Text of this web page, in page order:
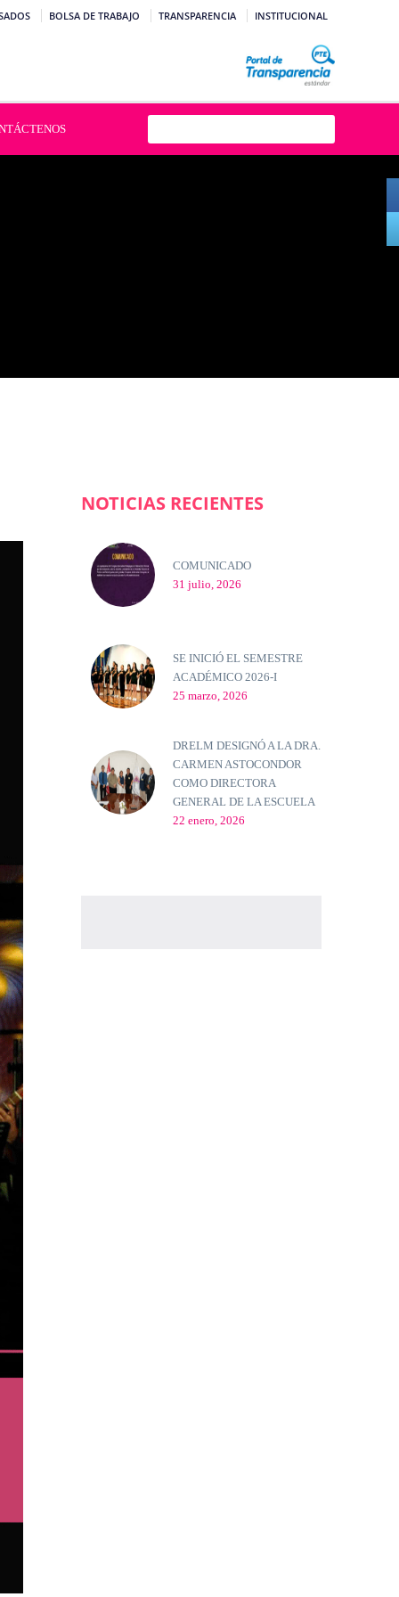
BOLSA DE TRABAJO TRANSPARENCIA INSTITUCIONAL
NOTICIAS RECIENTES
COMUNICADO
31 julio, 2026
SE INICIÓ EL SEMESTRE
ACADÉMICO 2026-I
25 marzo, 2026
DRELM DESIGNÓ A LA DRA.
CARMEN ASTOCONDOR
COMO DIRECTORA
GENERAL DE LA ESCUELA
22 enero, 2026